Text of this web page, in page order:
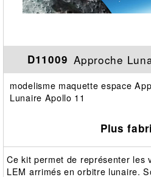
D11009 Approche
modelisme maquette espace
Lunaire Apollo 11
Plus
Ce kit permet de représenter les
LEM arrimés en orbitre lunaire.